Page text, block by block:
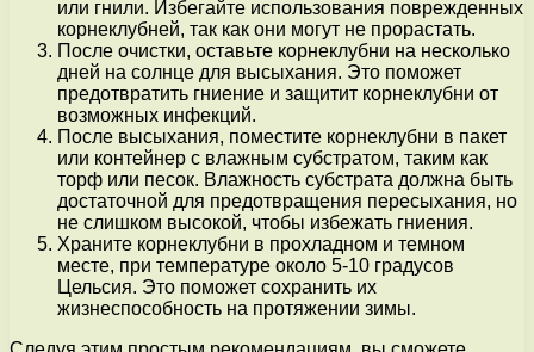
или гнили. Избегайте использования поврежденных
корнеклубней, так как они могут не прорастать.
После очистки, оставьте корнеклубни на несколько
дней на солнце для высыхания. Это поможет
предотвратить гниение и защитит корнеклубни от
возможных инфекций.
После высыхания, поместите корнеклубни в пакет
или контейнер с влажным субстратом, таким как
торф или песок. Влажность субстрата должна быть
достаточной для предотвращения пересыхания, но
не слишком высокой, чтобы избежать гниения.
Храните корнеклубни в прохладном и темном
месте, при температуре около 5-10 градусов
Цельсия. Это поможет сохранить их
жизнеспособность на протяжении зимы.